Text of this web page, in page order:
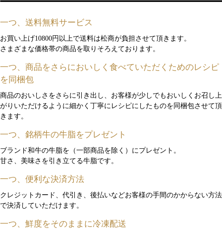
一つ、送料無料サービス
お買い上げ10800円以上で送料は松商が負担させて頂きます。
さまざまな価格帯の商品を取りそろえております。
一つ、商品をさらにおいしく食べていただくためのレシピ
を同梱包
商品のおいしさをさらに引き出し、お客様が少しでもおいしくお召し上
がりいただけるように細かく丁寧にレシピにしたものを同梱包させて頂
きます。
一つ、銘柄牛の牛脂をプレゼント
ブランド和牛の牛脂を（一部商品を除く）にプレゼント。
甘さ、美味さを引き立てる牛脂です。
一つ、便利な決済方法
クレジットカード、代引き、後払いなどお客様の手間のかからない方法
で決済していただけます。
一つ、鮮度をそのままに冷凍配送